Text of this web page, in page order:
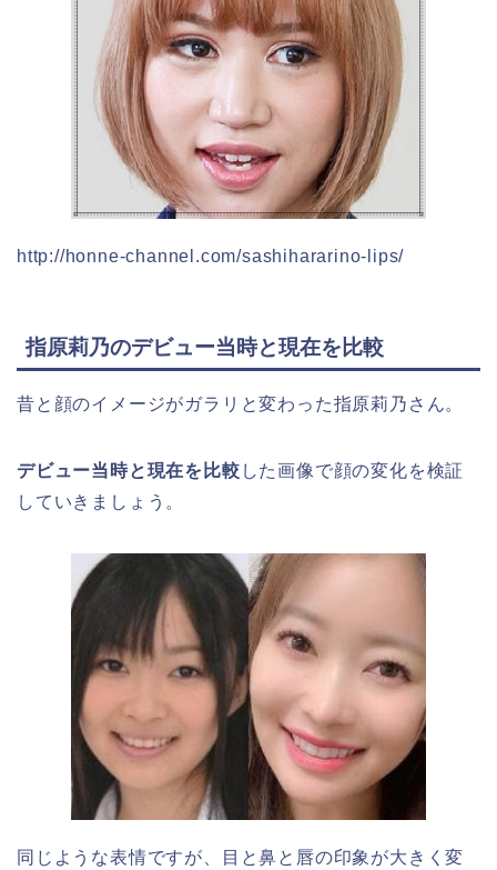
http://honne-channel.com/sashihararino-lips/
指原莉乃のデビュー当時と現在を比較
昔と顔のイメージがガラリと変わった指原莉乃さん。
デビュー当時と現在を比較 した画像で顔の変化を検証
していきましょう。
同じような表情ですが、目と鼻と唇の印象が大きく変